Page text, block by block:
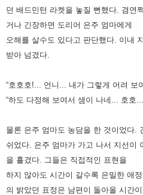
던 배드민턴 라켓을 놓질 뻔했다. 겸연
거나 긴장하면 도리어 은주 엄마에게
오해를 살수도 있다고 판단했다. 이내
받아 넘겼다.
“호호호!... 언니... 내가 그렇게 어려 보
“하도 다정해 보여서 샘이 나네... 호호
물론 은주 엄마도 농담을 한 것이었다.
쉬었다. 은주 엄마가 가고 나서 지선이
을 흘겼다. 그들은 직접적인 표현을
하지 않아도 시간이 갈수록 은밀한 애
의 밝았던 표정은 남편이 돌아올 시간